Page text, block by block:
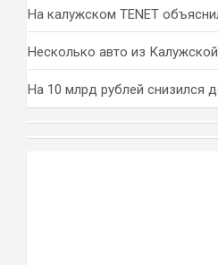
На калужском TENET
Несколько авто из
На 10 млрд рублей снизился